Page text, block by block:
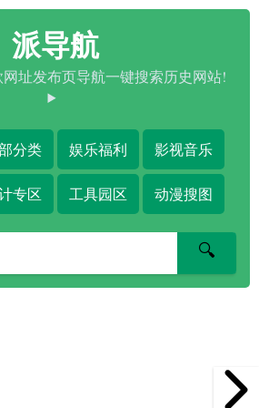
派导航
网址发布页导航一键搜索历史网站!
分类 娱乐福利 影视音乐
专区 工具园区 动漫搜图
🔍